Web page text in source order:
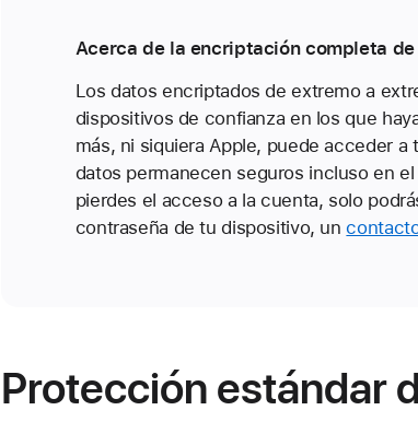
Acerca de la encriptación completa
Los datos encriptados de extremo a
dispositivos de confianza en los que
más, ni siquiera Apple, puede acceder
datos permanecen seguros incluso en
pierdes el acceso a la cuenta, solo
contraseña de tu dispositivo, un
Protección estándar